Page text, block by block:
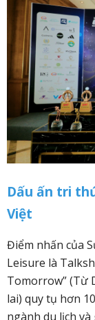
Dấu ấn tri
Việt
Điểm nhấn của
Leisure là
Tomorrow” (Từ
lai) quy tụ hơn
ngành du lịch